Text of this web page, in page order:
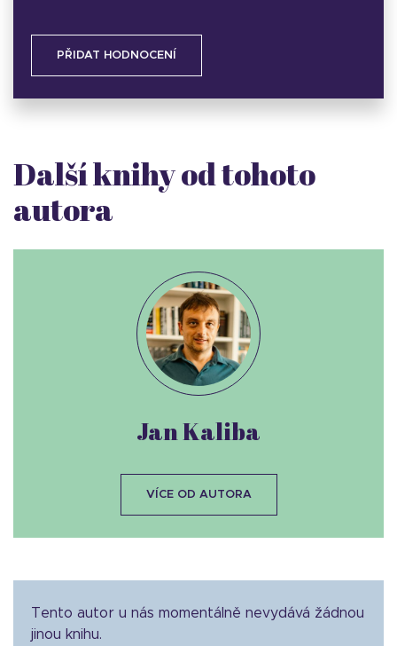
PŘIDAT HODNOCENÍ
Další knihy od tohoto
autora
Tento autor u nás momentálně nevydává žádnou
jinou knihu.
Jan Kaliba
VÍCE OD AUTORA